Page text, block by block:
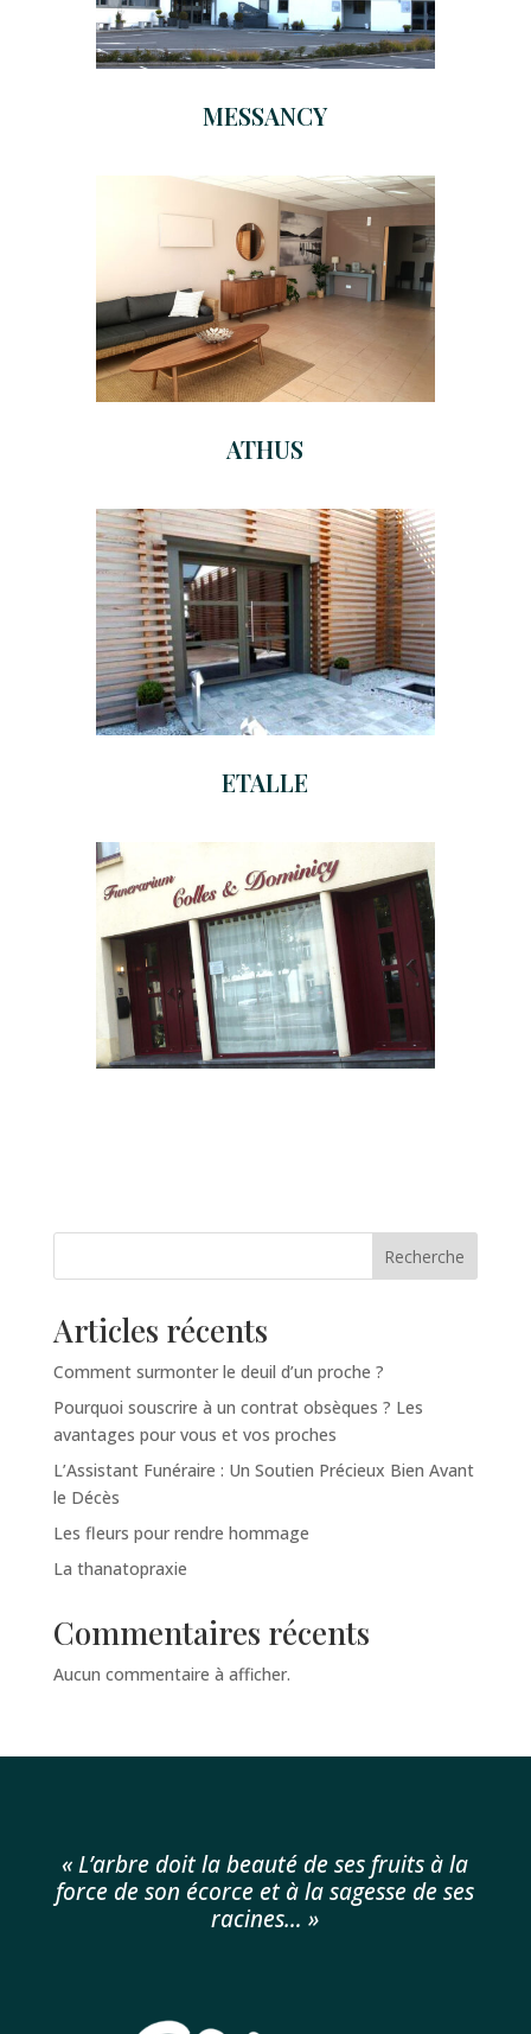
MESSANCY
ATHUS
ETALLE
Recherche
Articles récents
Comment surmonter le deuil d’un proche ?
Pourquoi souscrire à un contrat obsèques ? Les
avantages pour vous et vos proches
L’Assistant Funéraire : Un Soutien Précieux Bien Avant
le Décès
Les fleurs pour rendre hommage
La thanatopraxie
Commentaires récents
Aucun commentaire à afficher.
« L’arbre doit la beauté de ses fruits à la
force de son écorce et à la sagesse de ses
racines… »